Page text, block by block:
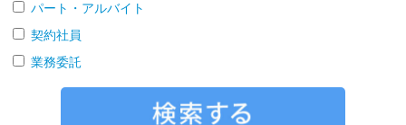
パート・アルバイト
契約社員
業務委託